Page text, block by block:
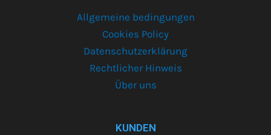
Allgemeine bedingungen
Cookies Policy
Datenschutzerklärung
Rechtlicher Hinweis
Über uns
KUNDEN